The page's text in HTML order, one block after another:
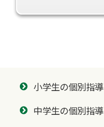
小学生の個別指導
中学生の個別指導